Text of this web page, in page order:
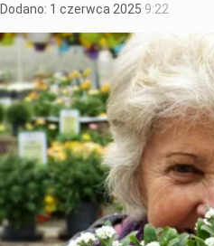
Dodano: 1 czerwca 2025 9:22